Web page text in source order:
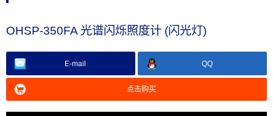
OHSP-350FA 光谱闪烁照度计 (闪光灯)
E-mail QQ
点击购买